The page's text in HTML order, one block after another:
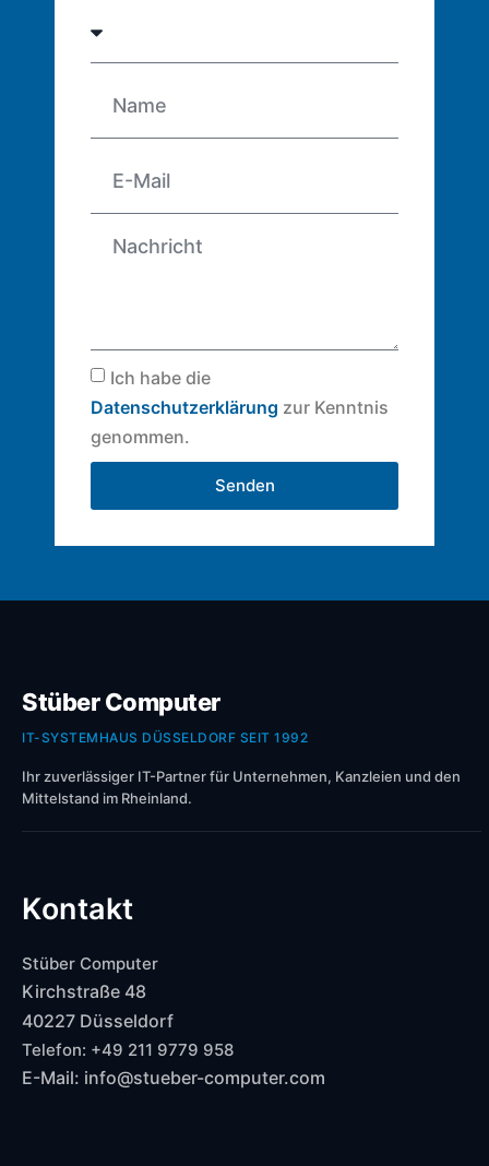
Ich habe die
Datenschutzerklärung zur Kenntnis
genommen.
Senden
Stüber Computer
IT-SYSTEMHAUS DÜSSELDORF SEIT 1992
Ihr zuverlässiger IT-Partner für Unternehmen, Kanzleien und den
Mittelstand im Rheinland.
Kontakt
Stüber Computer
Kirchstraße 48
40227 Düsseldorf
Telefon: +49 211 9779 958
E-Mail: info@stueber-computer.com